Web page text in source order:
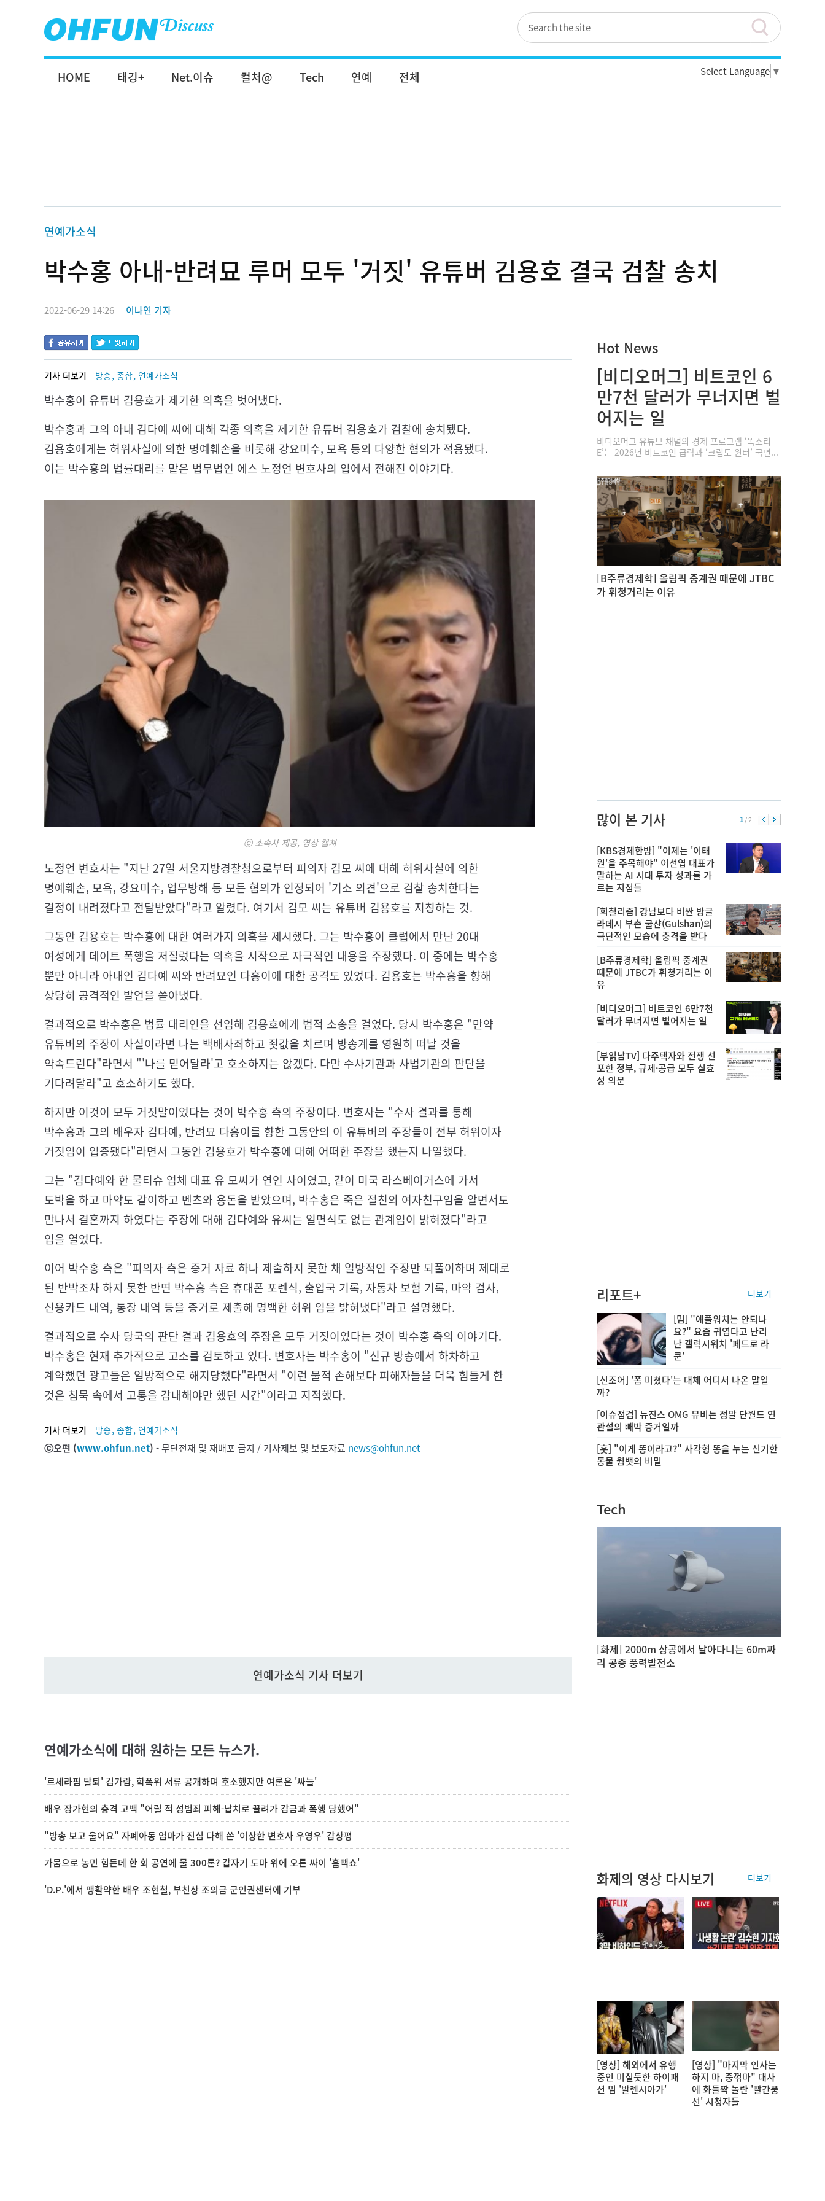
HOME 태깅+ Net.이슈 컬처@ Tech 연예 전체 Select Language ▼
연예가소식
박수홍 아내-반려묘 루머 모두 '거짓' 유튜버 김용호 결국 검찰 송치
2022-06-29 14:26 | 이나연 기자
기사 더보기 방송, 종합, 연예가소식
박수홍이 유튜버 김용호가 제기한 의혹을 벗어냈다.
박수홍과 그의 아내 김다예 씨에 대해 각종 의혹을 제기한 유튜버 김용호가 검찰에 송치됐다.
김용호에게는 허위사실에 의한 명예훼손을 비롯해 강요미수, 모욕 등의 다양한 혐의가 적용됐다.
이는 박수홍의 법률대리를 맡은 법무법인 에스 노정언 변호사의 입에서 전해진 이야기다.
ⓒ 소속사 제공, 영상 캡쳐
노정언 변호사는 "지난 27일 서울지방경찰청으로부터 피의자 김모 씨에 대해 허위사실에 의한
명예훼손, 모욕, 강요미수, 업무방해 등 모든 혐의가 인정되어 '기소 의견'으로 검찰 송치한다는
결정이 내려졌다고 전달받았다"라고 알렸다. 여기서 김모 씨는 유튜버 김용호를 지칭하는 것.
그동안 김용호는 박수홍에 대한 여러가지 의혹을 제시했다. 그는 박수홍이 클럽에서 만난 20대
여성에게 데이트 폭행을 저질렀다는 의혹을 시작으로 자극적인 내용을 주장했다. 이 중에는 박수홍
뿐만 아니라 아내인 김다예 씨와 반려묘인 다홍이에 대한 공격도 있었다. 김용호는 박수홍을 향해
상당히 공격적인 발언을 쏟아냈다.
결과적으로 박수홍은 법률 대리인을 선임해 김용호에게 법적 소송을 걸었다. 당시 박수홍은 "만약
유튜버의 주장이 사실이라면 나는 백배사죄하고 죗값을 치르며 방송계를 영원히 떠날 것을
약속드린다"라면서 "'나를 믿어달라'고 호소하지는 않겠다. 다만 수사기관과 사법기관의 판단을
기다려달라"고 호소하기도 했다.
하지만 이것이 모두 거짓말이었다는 것이 박수홍 측의 주장이다. 변호사는 "수사 결과를 통해
박수홍과 그의 배우자 김다예, 반려묘 다홍이를 향한 그동안의 이 유튜버의 주장들이 전부 허위이자
거짓임이 입증됐다"라면서 그동안 김용호가 박수홍에 대해 어떠한 주장을 했는지 나열했다.
그는 "김다예와 한 물티슈 업체 대표 유 모씨가 연인 사이였고, 같이 미국 라스베이거스에 가서
도박을 하고 마약도 같이하고 벤츠와 용돈을 받았으며, 박수홍은 죽은 절친의 여자친구임을 알면서도
만나서 결혼까지 하였다는 주장에 대해 김다예와 유씨는 일면식도 없는 관계임이 밝혀졌다"라고
입을 열었다.
이어 박수홍 측은 "피의자 측은 증거 자료 하나 제출하지 못한 채 일방적인 주장만 되풀이하며 제대로
된 반박조차 하지 못한 반면 박수홍 측은 휴대폰 포렌식, 출입국 기록, 자동차 보험 기록, 마약 검사,
신용카드 내역, 통장 내역 등을 증거로 제출해 명백한 허위 임을 밝혀냈다"라고 설명했다.
결과적으로 수사 당국의 판단 결과 김용호의 주장은 모두 거짓이었다는 것이 박수홍 측의 이야기다.
박수홍은 현재 추가적으로 고소를 검토하고 있다. 변호사는 박수홍이 "신규 방송에서 하차하고
계약했던 광고들은 일방적으로 해지당했다"라면서 "이런 물적 손해보다 피해자들을 더욱 힘들게 한
것은 침묵 속에서 고통을 감내해야만 했던 시간"이라고 지적했다.
기사 더보기 방송, 종합, 연예가소식
ⓒ오펀 (www.ohfun.net) - 무단전재 및 재배포 금지 / 기사제보 및 보도자료 news@ohfun.net
연예가소식 기사 더보기
연예가소식에 대해 원하는 모든 뉴스가.
'르세라핌 탈퇴' 김가람, 학폭위 서류 공개하며 호소했지만 여론은 '싸늘'
배우 장가현의 충격 고백 "어릴 적 성범죄 피해-납치로 끌려가 감금과 폭행 당했어"
"방송 보고 울어요" 자폐아동 엄마가 진심 다해 쓴 '이상한 변호사 우영우' 감상평
가뭄으로 농민 힘든데 한 회 공연에 물 300톤? 갑자기 도마 위에 오른 싸이 '흠뻑쇼'
'D.P.'에서 맹활약한 배우 조현철, 부친상 조의금 군인권센터에 기부
Hot News
[비디오머그] 비트코인 6
만7천 달러가 무너지면 벌
어지는 일
비디오머그 유튜브 채널의 경제 프로그램 ‘똑소리
E’는 2026년 비트코인 급락과 ‘크립토 윈터’ 국면...
[B주류경제학] 올림픽 중계권 때문에 JTBC
가 휘청거리는 이유
많이 본 기사 1/ 2
[KBS경제한방] "이제는 '이태
원'을 주목해야" 이선엽 대표가
말하는 AI 시대 투자 성과를 가
르는 지점들
[희철리즘] 강남보다 비싼 방글
라데시 부촌 굴샨(Gulshan)의
극단적인 모습에 충격을 받다
[B주류경제학] 올림픽 중계권
때문에 JTBC가 휘청거리는 이
유
[비디오머그] 비트코인 6만7천
달러가 무너지면 벌어지는 일
[부읽남TV] 다주택자와 전쟁 선
포한 정부, 규제·공급 모두 실효
성 의문
리포트+ 더보기
[밈] "애플워치는 안되나
요?" 요즘 귀엽다고 난리
난 갤럭시워치 '페드로 라
쿤'
[신조어] '폼 미쳤다'는 대체 어디서 나온 말일
까?
[이슈점검] 뉴진스 OMG 뮤비는 정말 단월드 연
관설의 빼박 증거일까
[훗] "이게 똥이라고?" 사각형 똥을 누는 신기한
동물 웜뱃의 비밀
Tech
[화제] 2000m 상공에서 날아다니는 60m짜
리 공중 풍력발전소
화제의 영상 다시보기 더보기
[영상] 해외에서 유행
중인 미칠듯한 하이패
션 밈 '발렌시아가'
[영상] "마지막 인사는
하지 마, 중꺾마" 대사
에 화들짝 놀란 '빨간풍
선' 시청자들